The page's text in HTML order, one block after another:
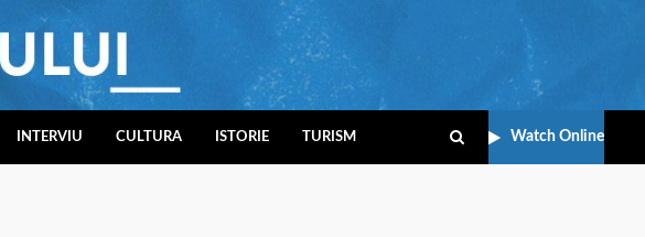
INTERVIU CULTURA ISTORIE TURISM Watch Online